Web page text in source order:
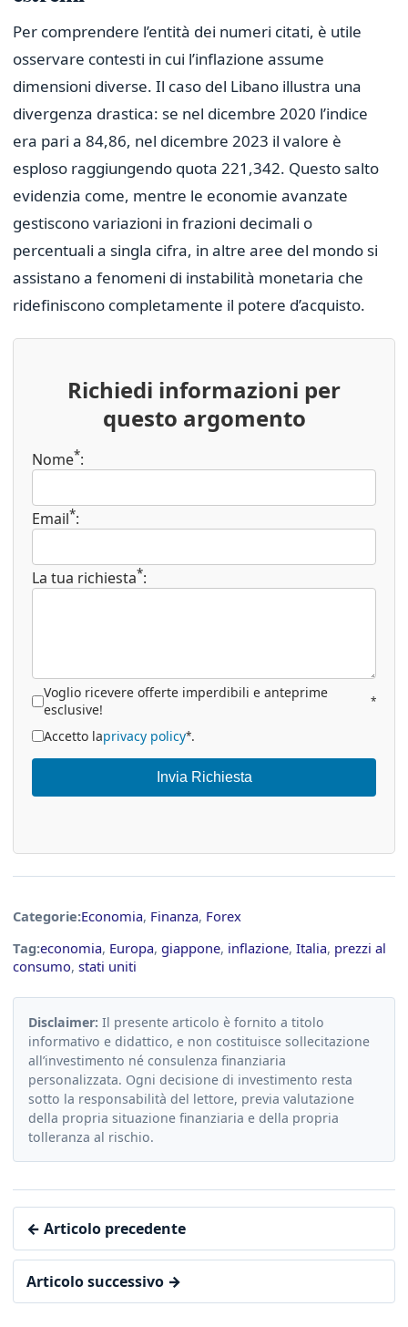
Per comprendere l’entità dei numeri citati, è utile
osservare contesti in cui l’inflazione assume
dimensioni diverse. Il caso del Libano illustra una
divergenza drastica: se nel dicembre 2020 l’indice
era pari a 84,86, nel dicembre 2023 il valore è
esploso raggiungendo quota 221,342. Questo salto
evidenzia come, mentre le economie avanzate
gestiscono variazioni in frazioni decimali o
percentuali a singla cifra, in altre aree del mondo si
assistano a fenomeni di instabilità monetaria che
ridefiniscono completamente il potere d’acquisto.
Richiedi informazioni per
questo argomento
Nome*:
Email*:
La tua richiesta*:
Voglio ricevere offerte imperdibili e anteprime
esclusive!
*
Accetto laprivacy policy*.
Invia Richiesta
Categorie:Economia, Finanza, Forex
Tag:economia, Europa, giappone, inflazione, Italia, prezzi al
consumo, stati uniti
Disclaimer: Il presente articolo è fornito a titolo
informativo e didattico, e non costituisce sollecitazione
all’investimento né consulenza finanziaria
personalizzata. Ogni decisione di investimento resta
sotto la responsabilità del lettore, previa valutazione
della propria situazione finanziaria e della propria
tolleranza al rischio.
← Articolo precedente
Articolo successivo →